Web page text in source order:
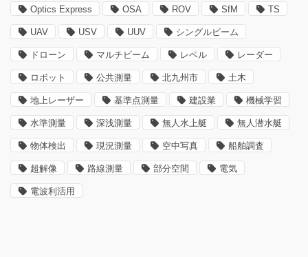
Optics Express OSA ROV SfM TS
UAV USV UUV シングルビーム
ドローン マルチビーム レベル レーダー
ロボット 公共測量 北九州市 土木
地上レーザー 基準点測量 建設業 機械学習
水準測量 深浅測量 無人水上艇 無人潜水艇
物体検出 現況測量 空中写真 船舶調査
超解像 路線測量 部分空間 電気
電波利活用